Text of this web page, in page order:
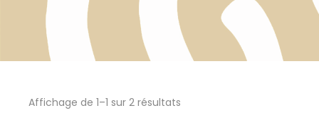
Affichage de 1–1 sur 2 résultats